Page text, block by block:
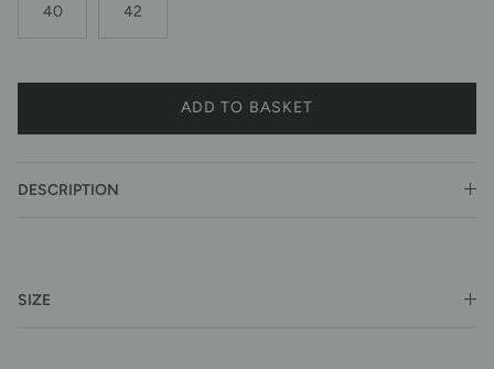
40 42
ADD TO BASKET
DESCRIPTION
SIZE